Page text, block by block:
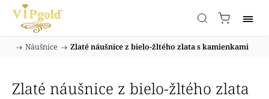
/ Náušnice / Zlaté náušnice z bielo-žltého zlata s kamienkami
Zlaté náušnice z bielo-žltého zlata